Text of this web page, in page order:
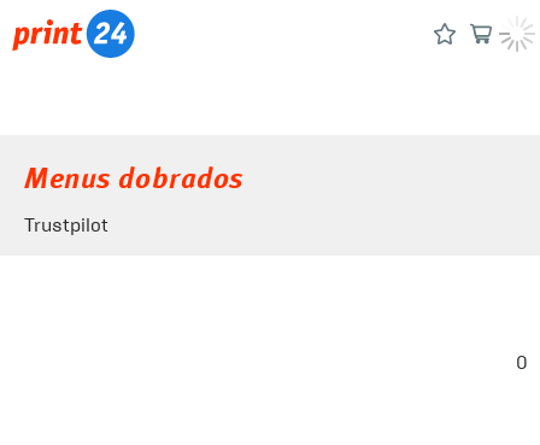
Menus dobrados
Trustpilot
0